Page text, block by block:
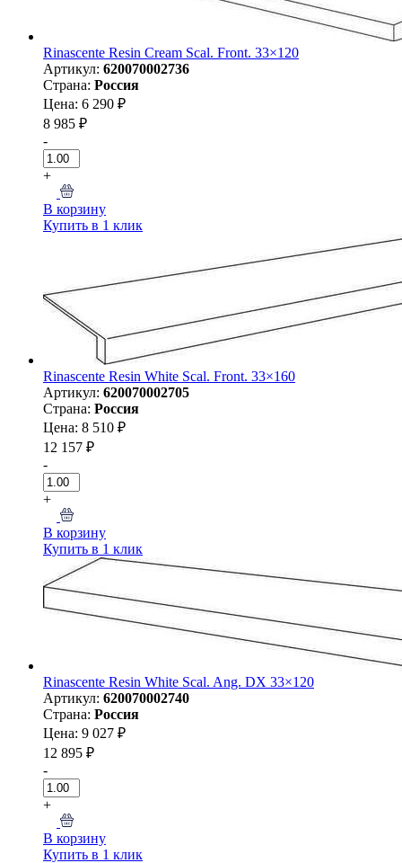
Rinascente Resin Cream Scal. Front. 33×120
Артикул: 620070002736
Страна: Россия
Цена: 6 290 ₽
8 985 ₽
-
+
В корзину
Купить в 1 клик
Rinascente Resin White Scal. Front. 33×160
Артикул: 620070002705
Страна: Россия
Цена: 8 510 ₽
12 157 ₽
-
+
В корзину
Купить в 1 клик
Rinascente Resin White Scal. Ang. DX 33×120
Артикул: 620070002740
Страна: Россия
Цена: 9 027 ₽
12 895 ₽
-
+
В корзину
Купить в 1 клик